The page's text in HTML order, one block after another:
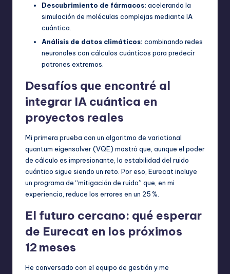
Descubrimiento de fármacos: acelerando la
simulación de moléculas complejas mediante IA
cuántica.
Análisis de datos climáticos: combinando redes
neuronales con cálculos cuánticos para predecir
patrones extremos.
Desafíos que encontré al
integrar IA cuántica en
proyectos reales
Mi primera prueba con un algoritmo de variational
quantum eigensolver (VQE) mostró que, aunque el poder
de cálculo es impresionante, la estabilidad del ruido
cuántico sigue siendo un reto. Por eso, Eurecat incluye
un programa de “mitigación de ruido” que, en mi
experiencia, reduce los errores en un 25 %.
El futuro cercano: qué esperar
de Eurecat en los próximos
12 meses
He conversado con el equipo de gestión y me